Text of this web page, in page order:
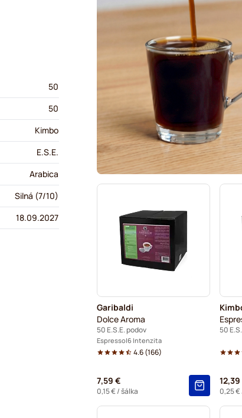
Garibaldi
Dolce Aroma
50 E.S.E. podov
Espresso 6 Intenzita
4.6(166)
7,59 €
0,15 €/ šálka
50
0,25 €
50
50
Kimbo
E.S.E.
Arabica
Silná (7/10)
18.09.2027